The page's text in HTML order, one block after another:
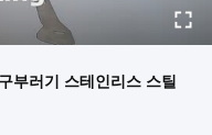
부러기 스테인리스 스틸